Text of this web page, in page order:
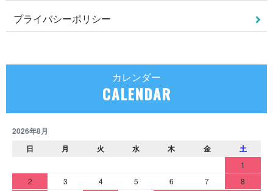
プライバシーポリシー
カレンダー
CALENDAR
2026年8月
日
月 火 水 木 金 土
1
2
3 4 5 6 7
8